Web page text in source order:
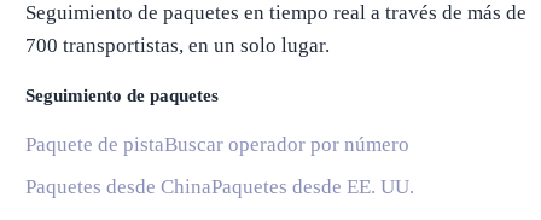
Seguimiento de paquetes en tiempo real a través de más de
700 transportistas, en un solo lugar.
Seguimiento de paquetes
Paquete de pistaBuscar operador por número
Paquetes desde ChinaPaquetes desde EE. UU.